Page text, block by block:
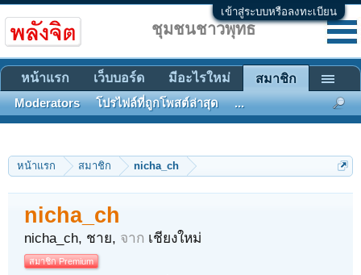
เข้าสู่ระบบหรือลงทะเบียน
หน้าแรก สมาชิก nicha_ch
nicha_ch
nicha_ch, ชาย, จาก เชียงใหม่
สมาชิก Premium
ชุมชนชาวพุทธ
หน้าแรก เว็บบอร์ด มีอะไรใหม่ สมาชิก
Moderators โปรไฟล์ที่ถูกโพสต์ล่าสุด ...